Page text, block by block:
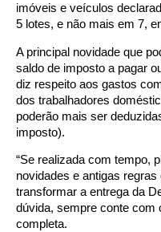
imóveis e veículos
5 lotes, e não mais em 7,
A principal novidade que
saldo de imposto a pagar
diz respeito aos gastos
dos trabalhadores
poderão mais ser
imposto).
“Se realizada com tempo,
novidades e antigas
transformar a entrega da
dúvida, sempre conte com
completa.